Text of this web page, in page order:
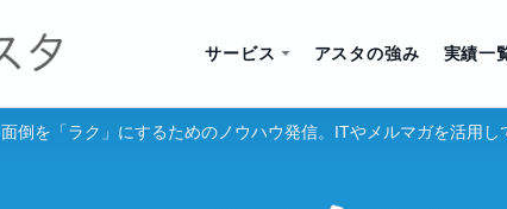
サービス アスタの強み 実績一
面倒を「ラク」にするためのノウハウ発信。ITやメルマガを活用し